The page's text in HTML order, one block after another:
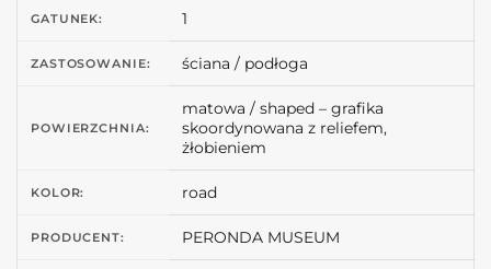
GATUNEK: 1
ZASTOSOWANIE: ściana / podłoga
POWIERZCHNIA:
matowa / shaped – grafika
skoordynowana z reliefem,
żłobieniem
KOLOR: road
PRODUCENT: PERONDA MUSEUM